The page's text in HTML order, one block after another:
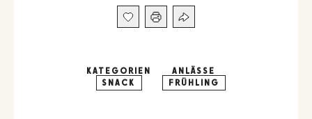
KATEGORIEN
SNACK
ANLÄSSE
FRÜHLING